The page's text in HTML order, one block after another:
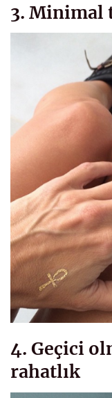
3. Minimal
4. Geçici
rahatlık